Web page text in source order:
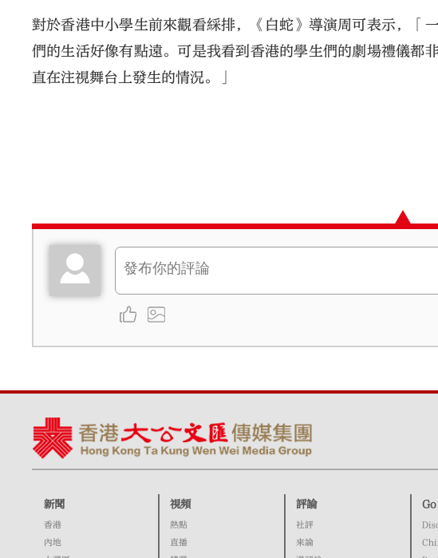
對於香港中小學生前來觀看綵排，《白蛇》導演周可表示，「
們的生活好像有點遠。可是我看到香港的學生們的劇場禮儀都
直在注視舞台上發生的情況。」
新聞
香港
內地
視頻
熱點
直播
評論
社評
來論